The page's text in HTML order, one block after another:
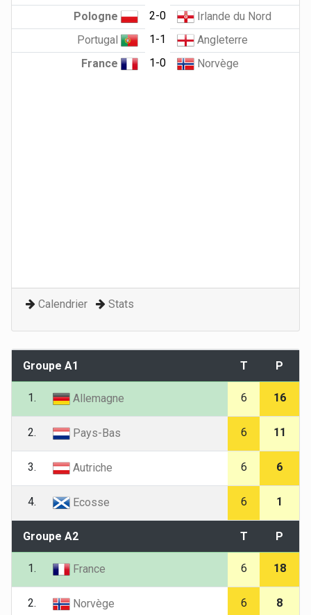
Pologne
2-0
Irlande du Nord
Portugal
1-1
Angleterre
France
1-0 Norvège
Calendrier Stats
Groupe A1 T P
1. Allemagne 6 16
2. Pays-Bas 6 11
3. Autriche 6 6
4. Ecosse 6 1
Groupe A2 T P
1. France 6 18
2. Norvège 6 8